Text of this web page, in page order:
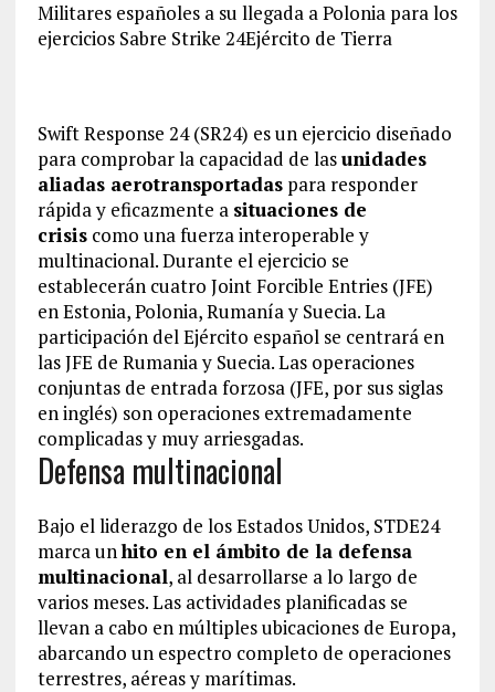
Militares españoles a su llegada a Polonia para los
ejercicios Sabre Strike 24Ejército de Tierra
Swift Response 24 (SR24) es un ejercicio diseñado
para comprobar la capacidad de lasunidades
aliadas aerotransportadaspara responder
rápida y eficazmente a situaciones de
crisiscomo una fuerza interoperable y
multinacional. Durante el ejercicio se
establecerán cuatro Joint Forcible Entries (JFE)
en Estonia, Polonia, Rumanía y Suecia. La
participación del Ejército español se centrará en
las JFE de Rumania y Suecia. Las operaciones
conjuntas de entrada forzosa (JFE, por sus siglas
en inglés) son operaciones extremadamente
complicadas y muy arriesgadas.
Defensa multinacional
Bajo el liderazgo de los Estados Unidos, STDE24
marca unhito en el ámbito de la defensa
multinacional, al desarrollarse a lo largo de
varios meses. Las actividades planificadas se
llevan a cabo en múltiples ubicaciones de Europa,
abarcando un espectro completo de operaciones
terrestres, aéreas y marítimas.